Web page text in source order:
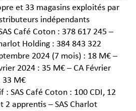
et 33 magasins exploités par
indépendants
Café Coton : 378 617 245 –
Holding : 384 843 322
2024 (7 mois) : 18 M€ –
2024 : 35 M€ – CA Février
33 M€
: SAS Café Coton : 100 CDI, 12
2 apprentis – SAS Charlot